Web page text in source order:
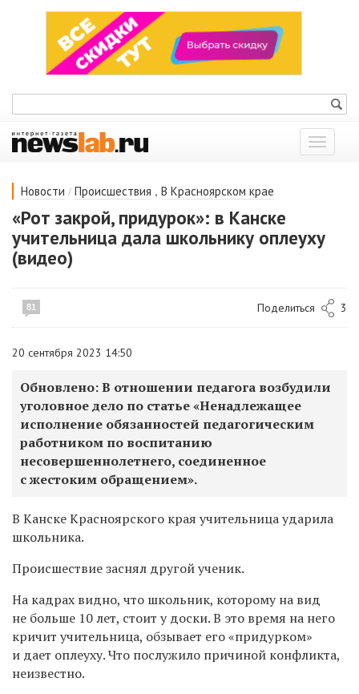
Показать
меню
Новости / Происшествия , В Красноярском крае
«Рот закрой, придурок»: в Канске
учительница дала школьнику оплеуху
(видео)
81 Поделиться 3
20 сентября 2023 14:50
Обновлено: В отношении педагога возбудили
уголовное дело по статье «Ненадлежащее
исполнение обязанностей педагогическим
работником по воспитанию
несовершеннолетнего, соединенное
с жестоким обращением».
В Канске Красноярского края учительница ударила
школьника.
Происшествие заснял другой ученик.
На кадрах видно, что школьник, которому на вид
не больше 10 лет, стоит у доски. В это время на него
кричит учительница, обзывает его «придурком»
и дает оплеуху. Что послужило причиной конфликта,
неизвестно.